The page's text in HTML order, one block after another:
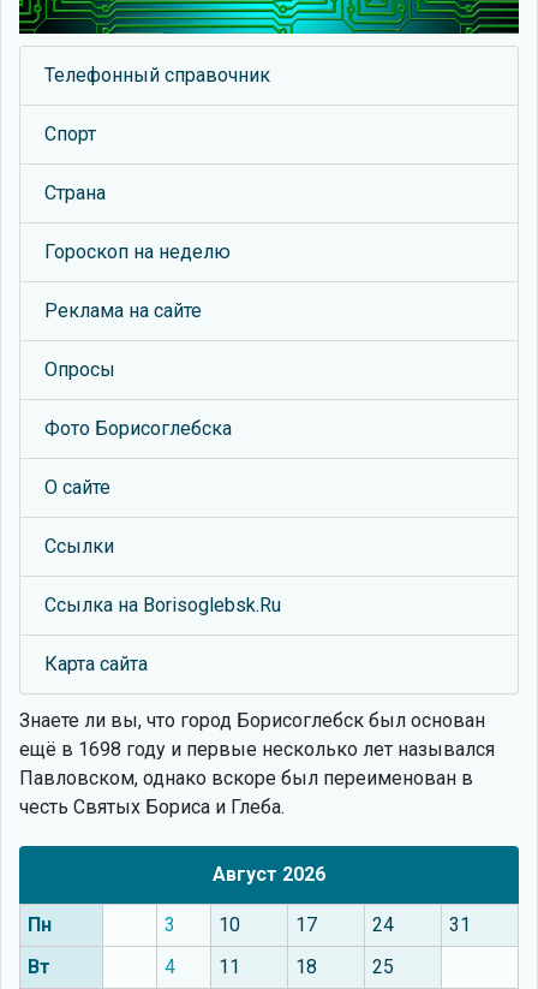
Телефонный справочник
Спорт
Страна
Гороскоп на неделю
Реклама на сайте
Опросы
Фото Борисоглебска
О сайте
Ссылки
Ссылка на Borisoglebsk.Ru
Карта сайта
Знаете ли вы, что город Борисоглебск был основан
ещё в 1698 году и первые несколько лет назывался
Павловском, однако вскоре был переименован в
честь Святых Бориса и Глеба.
Август 2026
Пн 3 10 17 24
31
Вт
4 11 18 25